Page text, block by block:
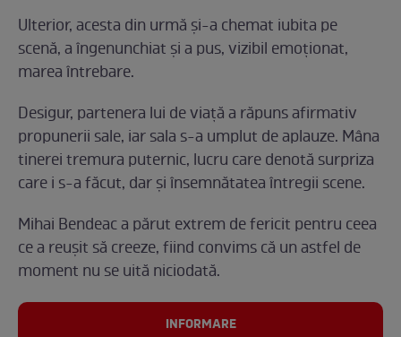
Ulterior, acesta din urmă și-a chemat iubita pe
scenă, a îngenunchiat și a pus, vizibil emoționat,
marea întrebare.
Desigur, partenera lui de viață a răpuns afirmativ
propunerii sale, iar sala s-a umplut de aplauze. Mâna
tinerei tremura puternic, lucru care denotă surpriza
care i s-a făcut, dar și însemnătatea întregii scene.
Mihai Bendeac a părut extrem de fericit pentru ceea
ce a reușit să creeze, fiind convims că un astfel de
moment nu se uită niciodată.
INFORMARE